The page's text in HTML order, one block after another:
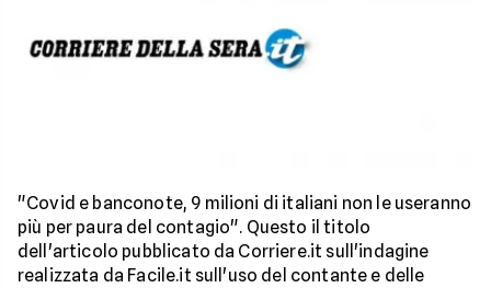
"Covid e banconote, 9 milioni di italiani non le useranno
più per paura del contagio". Questo il titolo
dell'articolo pubblicato da Corriere.it sull'indagine
realizzata da Facile.it sull'uso del contante e delle